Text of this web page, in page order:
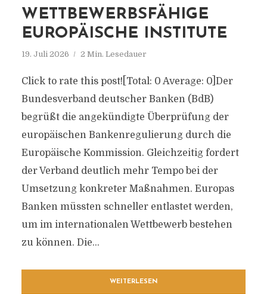
WETTBEWERBSFÄHIGE
EUROPÄISCHE INSTITUTE
19. Juli 2026 2 Min. Lesedauer
Click to rate this post![Total: 0 Average: 0]Der
Bundesverband deutscher Banken (BdB)
begrüßt die angekündigte Überprüfung der
europäischen Bankenregulierung durch die
Europäische Kommission. Gleichzeitig fordert
der Verband deutlich mehr Tempo bei der
Umsetzung konkreter Maßnahmen. Europas
Banken müssten schneller entlastet werden,
um im internationalen Wettbewerb bestehen
zu können. Die...
WEITERLESEN